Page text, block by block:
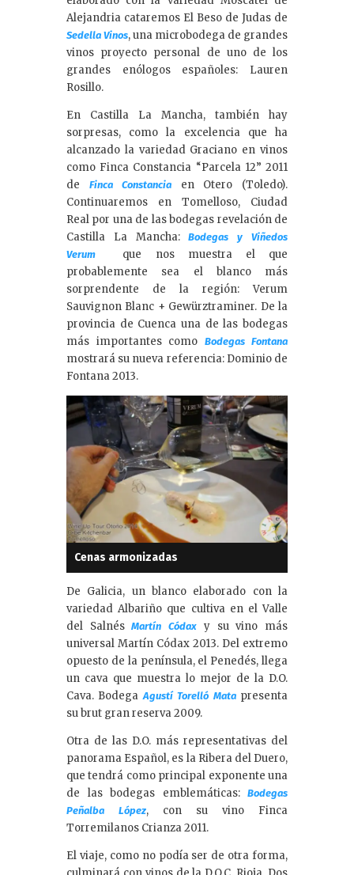
Alejandria cataremos El Beso de Judas de
Sedella Vinos, una microbodega de grandes
vinos proyecto personal de uno de los
grandes enólogos españoles: Lauren
Rosillo.
En Castilla La Mancha, también hay
sorpresas, como la excelencia que ha
alcanzado la variedad Graciano en vinos
como Finca Constancia “Parcela 12” 2011
de Finca Constancia
en Otero (Toledo).
Continuaremos en Tomelloso, Ciudad
Real por una de las bodegas revelación de
Castilla La Mancha:Bodegas y Viñedos
Verum que nos muestra el que
probablemente sea el blanco más
sorprendente de la región: Verum
Sauvignon Blanc + Gewürztraminer. De la
provincia de Cuenca una de las bodegas
más importantes como Bodegas Fontana
mostrará su nueva referencia: Dominio de
Fontana 2013.
Cenas armonizadas
De Galicia, un blanco elaborado con la
variedad Albariño que cultiva en el Valle
del SalnésMartín Códax y su vino más
universal Martín Códax 2013. Del extremo
opuesto de la península, el Penedés, llega
un cava que muestra lo mejor de la D.O.
Cava. BodegaAgustí Torelló Matapresenta
su brut gran reserva 2009.
Otra de las D.O. más representativas del
panorama Español, es la Ribera del Duero,
que tendrá como principal exponente una
de las bodegas emblemáticas: Bodegas
Peñalba López, con su vino Finca
Torremilanos Crianza 2011.
El viaje, como no podía ser de otra forma,